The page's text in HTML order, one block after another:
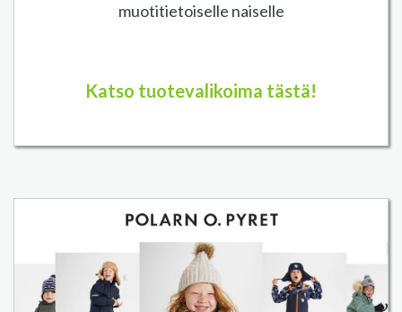
muotitietoiselle naiselle
Katso tuotevalikoima tästä!